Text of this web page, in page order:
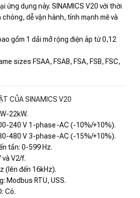
ứng dụng này. SINAMICS V20 với thời
dễ vận hành, tính mạnh mẽ và
gồm 1 dải mở rộng điện áp từ 0,12
sizes FSAA, FSAB, FSA, FSB, FSC,
CỦA SINAMICS V20
22kW.
240 V 1-phase-AC (-10%/+10%).
480 V 3-phase-AC (-15%/+10%).
tần: 0-599 Hz.
và V2/f.
(lên đến 16kHz).
Modbus RTU, USS.
Có.